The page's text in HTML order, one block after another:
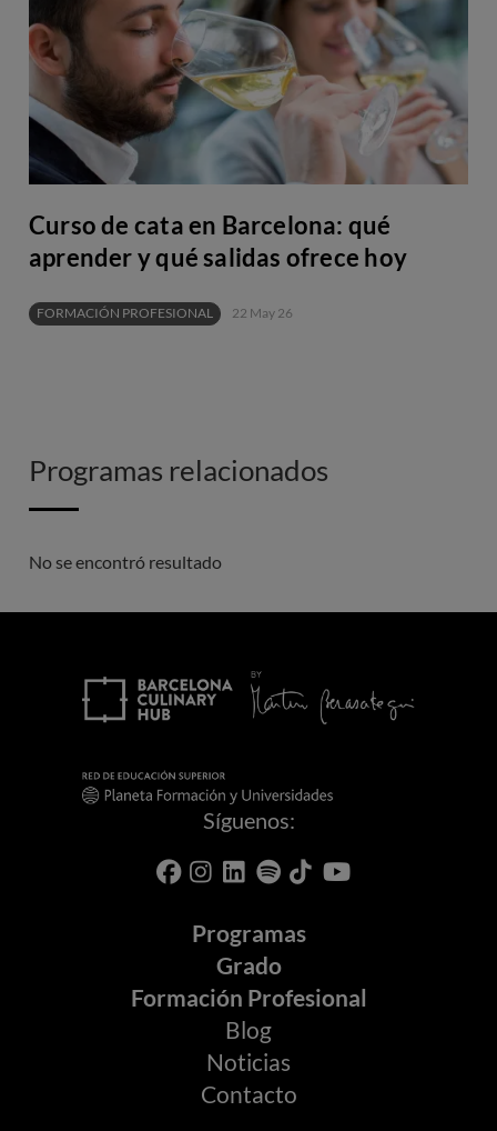
Curso de cata en Barcelona: qué
aprender y qué salidas ofrece hoy
FORMACIÓN PROFESIONAL 22 May 26
Programas relacionados
No se encontró resultado
Síguenos:
Programas
Grado
Formación Profesional
Blog
Noticias
Contacto